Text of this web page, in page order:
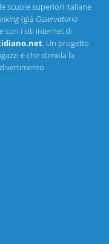
scuole superiori italiane
(già Osservatorio
con i siti internet di
. Un progetto
e che stimola la